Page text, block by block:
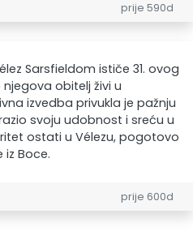
prije 590d
Sarsfieldom ističe 31. ovog
obitelj živi u
izvedba privukla je pažnju
svoju udobnost i sreću u
ostati u Vélezu, pogotovo
Boce.
prije 600d